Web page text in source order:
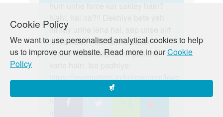
Cookie Policy
We want to use personalised analytical cookies to help
us to improve our website. Read more in ourCookie
Policy
हाँ
meena
ji
nirnay unhe lena hai, aap unse sirf
isliye haan nahi karwa sakte
kyunki kewal aap unhe pasand
https://lovematters.in/hi/resource/love-
and-relationships
https://lovematters.in/hi/love-and-